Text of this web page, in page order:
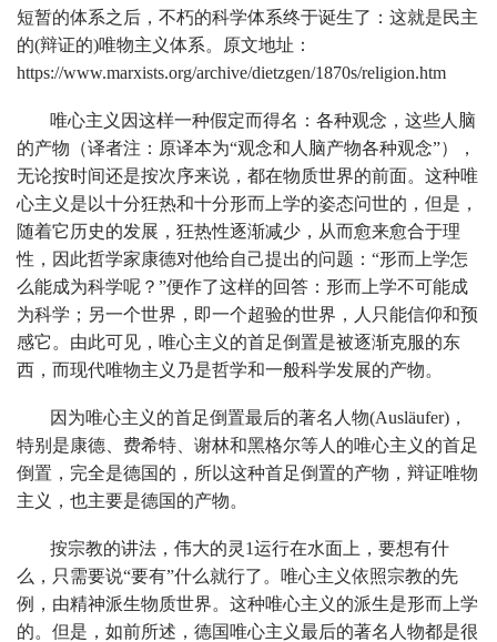
短暂的体系之后，不朽的科学体系终于诞生了：这就是民主
的(辩证的)唯物主义体系。原文地址：
https://www.marxists.org/archive/dietzgen/1870s/religion.htm
唯心主义因这样一种假定而得名：各种观念，这些人脑
的产物（译者注：原译本为“观念和人脑产物各种观念”），
无论按时间还是按次序来说，都在物质世界的前面。这种唯
心主义是以十分狂热和十分形而上学的姿态问世的，但是，
随着它历史的发展，狂热性逐渐减少，从而愈来愈合于理
性，因此哲学家康德对他给自己提出的问题：“形而上学怎
么能成为科学呢？”便作了这样的回答：形而上学不可能成
为科学；另一个世界，即一个超验的世界，人只能信仰和预
感它。由此可见，唯心主义的首足倒置是被逐渐克服的东
西，而现代唯物主义乃是哲学和一般科学发展的产物。
因为唯心主义的首足倒置最后的著名人物(Ausläufer)，
特别是康德、费希特、谢林和黑格尔等人的唯心主义的首足
倒置，完全是德国的，所以这种首足倒置的产物，辩证唯物
主义，也主要是德国的产物。
按宗教的讲法，伟大的灵1运行在水面上，要想有什
么，只需要说“要有”什么就行了。唯心主义依照宗教的先
例，由精神派生物质世界。这种唯心主义的派生是形而上学
的。但是，如前所述，德国唯心主义最后的著名人物都是很